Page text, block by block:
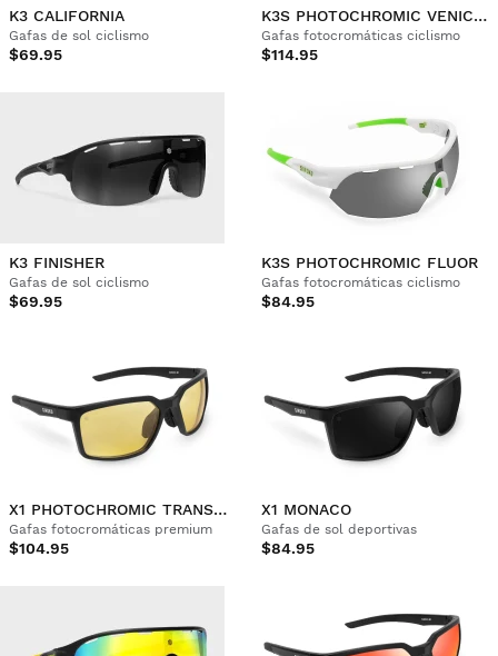
K3 CALIFORNIA
Gafas de sol ciclismo
$69.95
K3S PHOTOCHROMIC VENICE BEACH
Gafas fotocromáticas ciclismo
$114.95
K3 FINISHER
Gafas de sol ciclismo
$69.95
K3S PHOTOCHROMIC FLUOR
Gafas fotocromáticas ciclismo
$84.95
X1 PHOTOCHROMIC TRANSNEVADA
Gafas fotocromáticas premium
$104.95
X1 MONACO
Gafas de sol deportivas
$84.95